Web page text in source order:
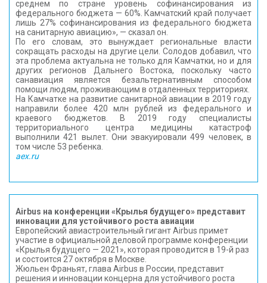
среднем по стране уровень софинансирования из
федерального бюджета — 60%. Камчатский край получает
лишь 27% софинансирования из федерального бюджета
на санитарную авиацию», — сказал он.
По его словам, это вынуждает региональные власти
сокращать расходы на другие цели. Солодов добавил, что
эта проблема актуальна не только для Камчатки, но и для
других регионов Дальнего Востока, поскольку часто
санавиация является безальтернативным способом
помощи людям, проживающим в отдаленных территориях.
На Камчатке на развитие санитарной авиации в 2019 году
направили более 420 млн рублей из федерального и
краевого бюджетов. В 2019 году специалисты
территориального центра медицины катастроф
выполнили 421 вылет. Они эвакуировали 499 человек, в
том числе 53 ребенка.
aex.ru
Airbus на конференции «Крылья будущего» представит
инновации для устойчивого роста авиации
Европейский авиастроительный гигант Airbus примет
участие в официальной деловой программе конференции
«Крылья будущего — 2021», которая проводится в 19-й раз
и состоится 27 октября в Москве.
Жюльен Франьят, глава Airbus в России, представит
решения и инновации концерна для устойчивого роста